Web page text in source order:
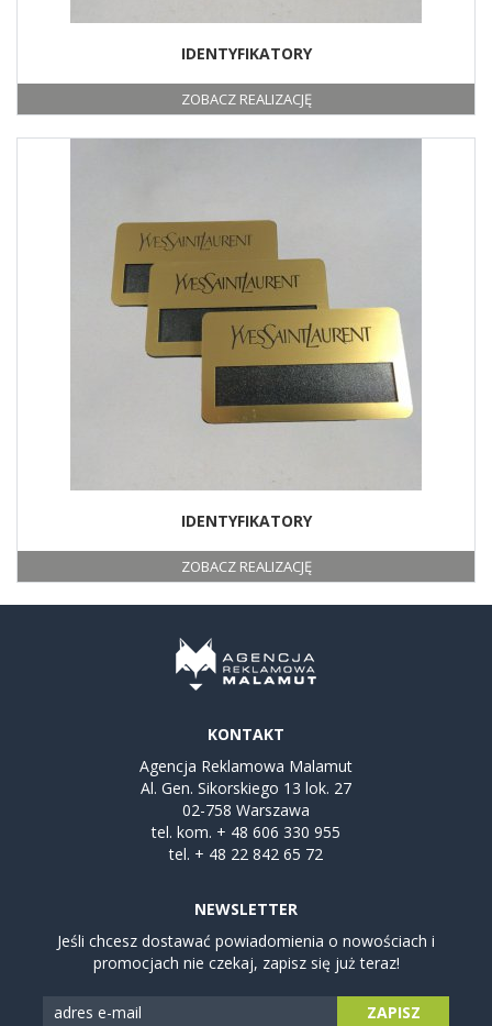
IDENTYFIKATORY
ZOBACZ REALIZACJĘ
IDENTYFIKATORY
ZOBACZ REALIZACJĘ
KONTAKT
Agencja Reklamowa Malamut
Al. Gen. Sikorskiego 13 lok. 27
02-758 Warszawa
tel. kom. + 48 606 330 955
tel. + 48 22 842 65 72
NEWSLETTER
Jeśli chcesz dostawać powiadomienia o nowościach i
promocjach nie czekaj, zapisz się już teraz!
ZAPISZ